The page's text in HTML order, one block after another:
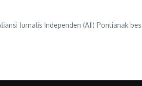
Jurnalis Independen (AJI) Pontianak